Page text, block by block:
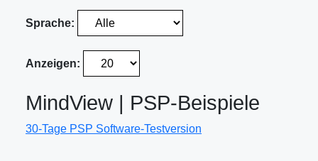
Sprache:
Anzeigen:
MindView | PSP-Beispiele
30-Tage PSP Software-Testversion